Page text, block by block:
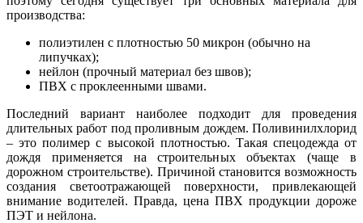
производства:
полиэтилен с плотностью 50 микрон (обычно на
липучках);
нейлон (прочный материал без швов);
ПВХ с проклеенными швами.
Последний вариант наиболее подходит для проведения
длительных работ под проливным дождем. Поливинилхлорид
– это полимер с высокой плотностью. Такая спецодежда от
дождя применяется на строительных объектах (чаще в
дорожном строительстве). Причиной становится возможность
создания светоотражающей поверхности, привлекающей
внимание водителей. Правда, цена ПВХ продукции дороже
ПЭТ и нейлона.